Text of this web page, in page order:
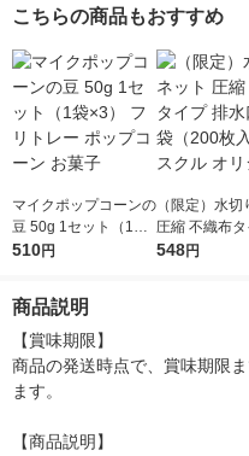
こちらの商品もおすすめ
マイクポップコーンの
豆 50g 1セット（1袋×
3） フリトレー ポッ
510円
（限定）水切
圧縮 不織布
水口用 1袋（
548円
商品説明
【賞味期限】
商品の発送時点で、賞味期限
ます。
【商品説明】